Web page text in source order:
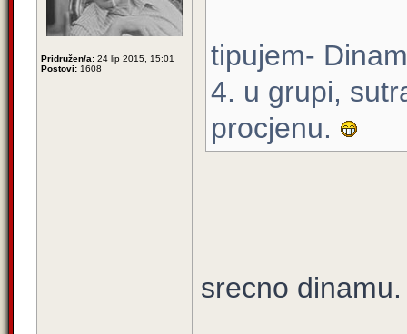
Pridružen/a: 24 lip 2015, 15:01
Postovi: 1608
tipujem-
4. u grupi,
procjenu.
srecno dinamu.